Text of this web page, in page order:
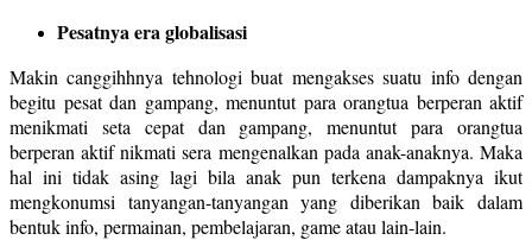
Pesatnya era globalisasi
Makin canggihhnya tehnologi buat mengakses suatu info dengan
begitu pesat dan gampang, menuntut para orangtua berperan aktif
menikmati seta cepat dan gampang, menuntut para orangtua
berperan aktif nikmati sera mengenalkan pada anak-anaknya. Maka
hal ini tidak asing lagi bila anak pun terkena dampaknya ikut
mengkonumsi tanyangan-tanyangan yang diberikan baik dalam
bentuk info, permainan, pembelajaran, game atau lain-lain.